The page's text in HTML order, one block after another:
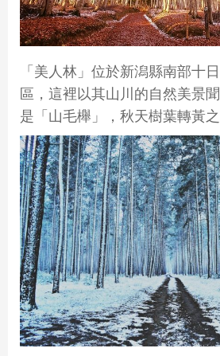
「美人林」位於新潟縣南部十
區，這裡以其山川的自然美景
是「山毛櫸」，秋天樹葉轉黃